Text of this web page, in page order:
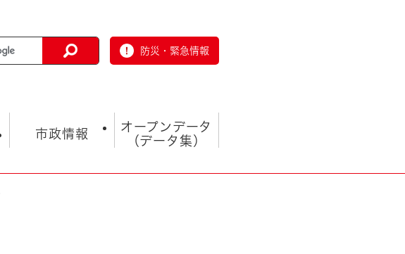
防災・緊急情報
ちづくり・協働
市政情報
オープンデータ
（データ集）